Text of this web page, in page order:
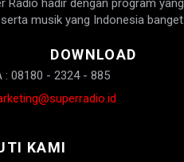
Radio hadir dengan program yang
musik yang Indonesia
: 08180 - 2324 - 885
DOWNLOAD
KAMI